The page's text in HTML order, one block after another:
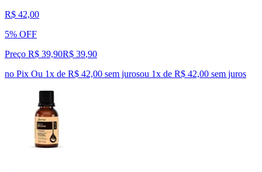
R$ 42,00
5% OFF
Preço R$ 39,90R$ 39,90
no Pix Ou 1x de R$ 42,00 sem jurosou 1x de R$ 42,00 sem juros